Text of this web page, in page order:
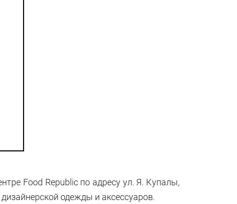
Food Republic по адресу ул. Я. Купалы,
одежды и аксессуаров.